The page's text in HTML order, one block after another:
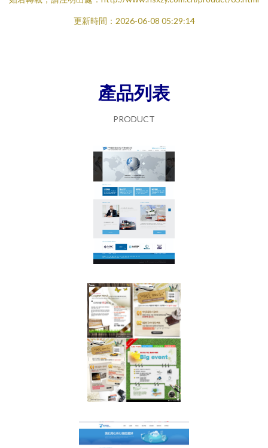
更新時間：2026-06-08 05:29:14
產品列表
PRODUCT